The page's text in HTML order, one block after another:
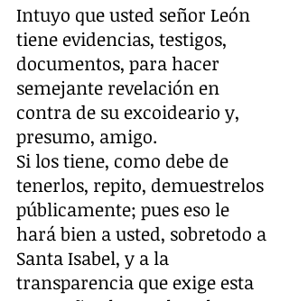
Intuyo que usted señor León
tiene evidencias, testigos,
documentos, para hacer
semejante revelación en
contra de su excoideario y,
presumo, amigo.
Si los tiene, como debe de
tenerlos, repito, demuestrelos
públicamente; pues eso le
hará bien a usted, sobretodo a
Santa Isabel, y a la
transparencia que exige esta